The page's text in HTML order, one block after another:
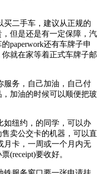
二手车，建议从正规的
但是还是有一定保障，汽
paperwork还有车牌子申
就在家等着正式车牌子邮
务，自己加油，自己付
加油的时候可以顺便把玻
纽约，的同学，可以办
卖公交卡的机器，可以直
月卡，一周或一个月内无
(receipt)要收好。